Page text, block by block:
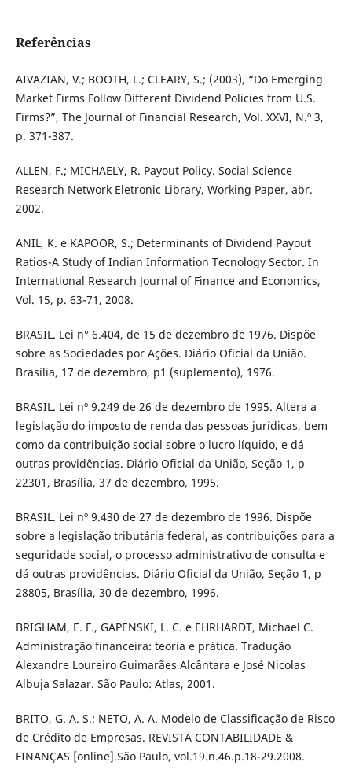
Referências
AIVAZIAN, V.; BOOTH, L.; CLEARY, S.; (2003), “Do Emerging
Market Firms Follow Different Dividend Policies from U.S.
Firms?”, The Journal of Financial Research, Vol. XXVI, N.º 3,
p. 371-387.
ALLEN, F.; MICHAELY, R. Payout Policy. Social Science
Research Network Eletronic Library, Working Paper, abr.
2002.
ANIL, K. e KAPOOR, S.; Determinants of Dividend Payout
Ratios-A Study of Indian Information Tecnology Sector. In
International Research Journal of Finance and Economics,
Vol. 15, p. 63-71, 2008.
BRASIL. Lei n° 6.404, de 15 de dezembro de 1976. Dispõe
sobre as Sociedades por Ações. Diário Oficial da União.
Brasília, 17 de dezembro, p1 (suplemento), 1976.
BRASIL. Lei nº 9.249 de 26 de dezembro de 1995. Altera a
legislação do imposto de renda das pessoas jurídicas, bem
como da contribuição social sobre o lucro líquido, e dá
outras providências. Diário Oficial da União, Seção 1, p
22301, Brasília, 37 de dezembro, 1995.
BRASIL. Lei nº 9.430 de 27 de dezembro de 1996. Dispõe
sobre a legislação tributária federal, as contribuições para a
seguridade social, o processo administrativo de consulta e
dá outras providências. Diário Oficial da União, Seção 1, p
28805, Brasília, 30 de dezembro, 1996.
BRIGHAM, E. F., GAPENSKI, L. C. e EHRHARDT, Michael C.
Administração financeira: teoria e prática. Tradução
Alexandre Loureiro Guimarães Alcântara e José Nicolas
Albuja Salazar. São Paulo: Atlas, 2001.
BRITO, G. A. S.; NETO, A. A. Modelo de Classificação de Risco
de Crédito de Empresas. REVISTA CONTABILIDADE &
FINANÇAS [online].São Paulo, vol.19.n.46.p.18-29.2008.